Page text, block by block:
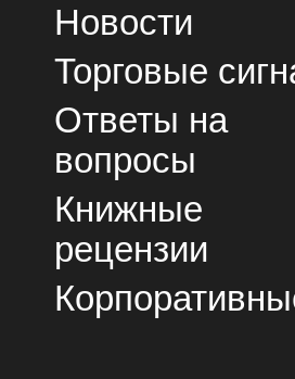
Новости
Торговые
Ответы на
вопросы
Книжные
рецензии